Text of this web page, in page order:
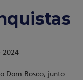
2024
Dom Bosco, junto